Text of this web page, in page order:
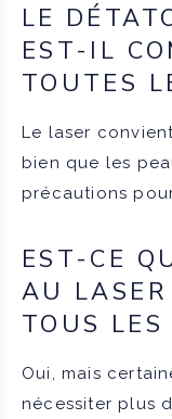
LE
EST-IL
TOUTES
Le laser
bien que les
précautions
EST-CE
AU
TOUS LES
Oui, mais
nécessiter plus